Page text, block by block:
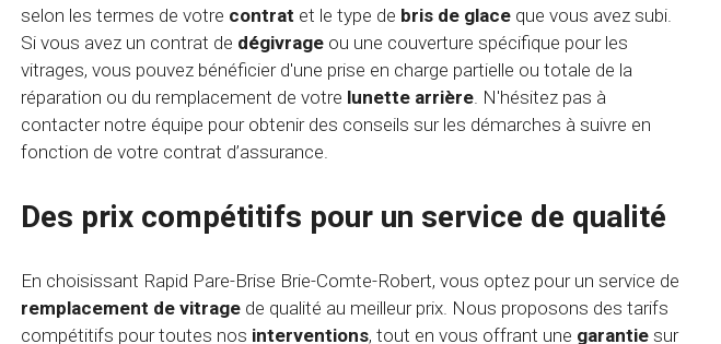
selon les termes de votre contrat et le type de bris de glace que vous avez subi.
Si vous avez un contrat de dégivrage ou une couverture spécifique pour les
vitrages, vous pouvez bénéficier d'une prise en charge partielle ou totale de la
réparation ou du remplacement de votre lunette arrière. N'hésitez pas à
contacter notre équipe pour obtenir des conseils sur les démarches à suivre en
fonction de votre contrat d’assurance.
Des prix compétitifs pour un service de qualité
En choisissant Rapid Pare-Brise Brie-Comte-Robert, vous optez pour un service de
remplacement de vitrage de qualité au meilleur prix. Nous proposons des tarifs
compétitifs pour toutes nos interventions, tout en vous offrant une garantie sur